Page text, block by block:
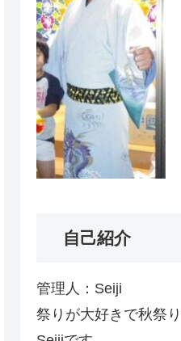
自己紹介
管理人：Seiji
祭りが大好きで秋祭